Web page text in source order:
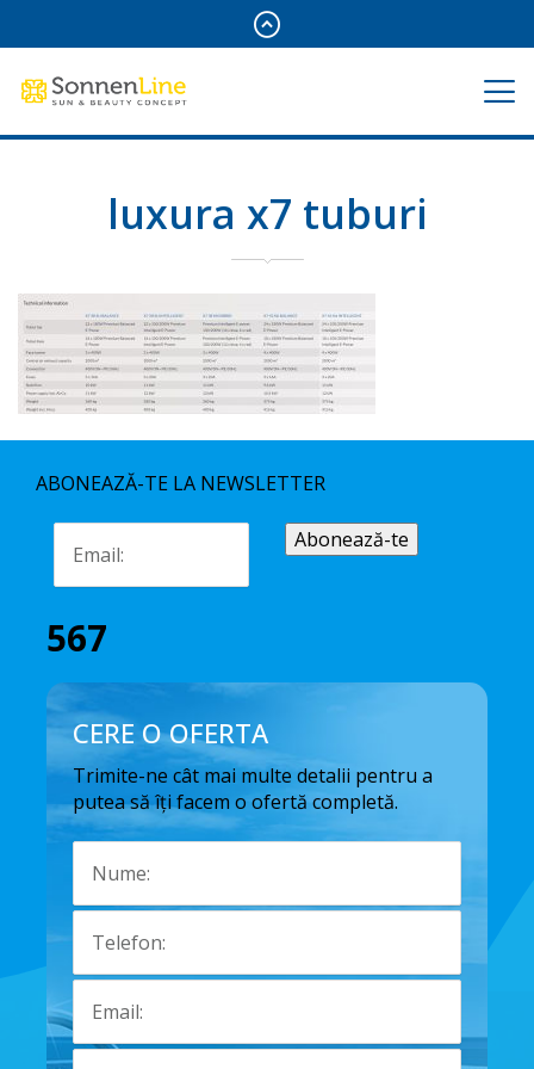
luxura x7 tuburi
ABONEAZĂ-TE LA NEWSLETTER
567
CERE O OFERTA
Trimite-ne cât mai multe detalii pentru a
putea să îți facem o ofertă completă.